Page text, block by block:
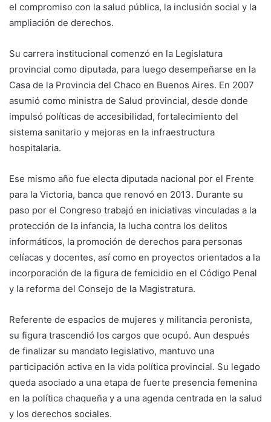
el compromiso con la salud pública, la inclusión social y la
ampliación de derechos.
Su carrera institucional comenzó en la Legislatura
provincial como diputada, para luego desempeñarse en la
Casa de la Provincia del Chaco en Buenos Aires. En 2007
asumió como ministra de Salud provincial, desde donde
impulsó políticas de accesibilidad, fortalecimiento del
sistema sanitario y mejoras en la infraestructura
hospitalaria.
Ese mismo año fue electa diputada nacional por el Frente
para la Victoria, banca que renovó en 2013. Durante su
paso por el Congreso trabajó en iniciativas vinculadas a la
protección de la infancia, la lucha contra los delitos
informáticos, la promoción de derechos para personas
celíacas y docentes, así como en proyectos orientados a la
incorporación de la figura de femicidio en el Código Penal
y la reforma del Consejo de la Magistratura.
Referente de espacios de mujeres y militancia peronista,
su figura trascendió los cargos que ocupó. Aun después
de finalizar su mandato legislativo, mantuvo una
participación activa en la vida política provincial. Su legado
queda asociado a una etapa de fuerte presencia femenina
en la política chaqueña y a una agenda centrada en la salud
y los derechos sociales.